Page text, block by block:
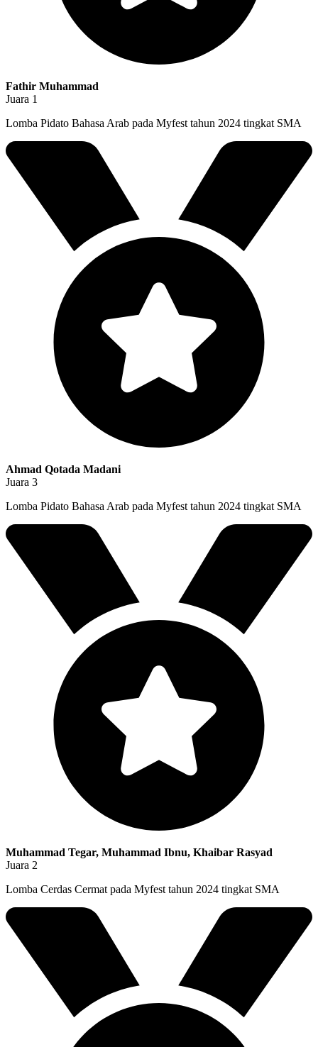
Fathir Muhammad
Juara 1
Lomba Pidato Bahasa Arab pada Myfest tahun 2024 tingkat SMA
Ahmad Qotada Madani
Juara 3
Lomba Pidato Bahasa Arab pada Myfest tahun 2024 tingkat SMA
Muhammad Tegar, Muhammad Ibnu, Khaibar Rasyad
Juara 2
Lomba Cerdas Cermat pada Myfest tahun 2024 tingkat SMA